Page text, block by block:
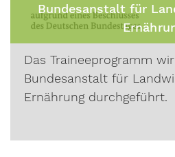
Bundesanstalt für
Das Traineeprogramm
Bundesanstalt für
Ernährung durchgeführt.